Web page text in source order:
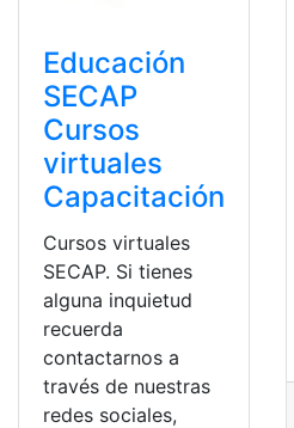
Educación
SECAP
Cursos
virtuales
Capacitación
Cursos virtuales
SECAP. Si tienes
alguna inquietud
recuerda
contactarnos a
través de nuestras
redes sociales,